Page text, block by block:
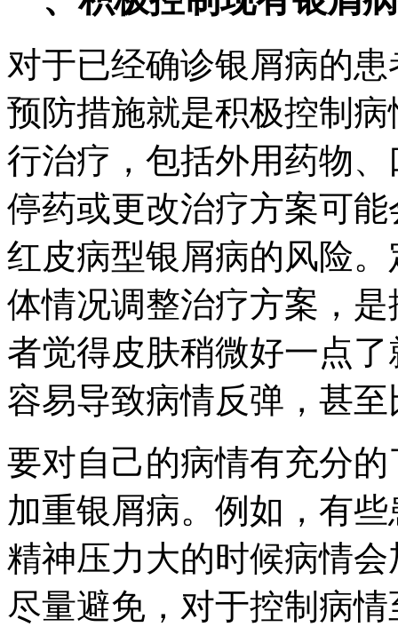
对于已经确诊银屑病的
预防措施就是积极控制
行治疗，包括外用药物
停药或更改治疗方案可
红皮病型银屑病的风险
体情况调整治疗方案，
者觉得皮肤稍微好一点
容易导致病情反弹，甚
要对自己的病情有充分
加重银屑病。例如，有
精神压力大的时候病情
尽量避免，对于控制病